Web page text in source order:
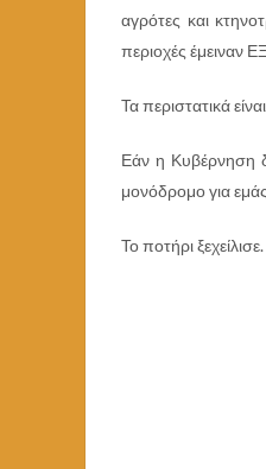
αγρότες και
περιοχές έμειναν
Τα περιστατικά
Εάν η Κυβέρνηση
μονόδρομο για
Το ποτήρι ξεχείλισε.